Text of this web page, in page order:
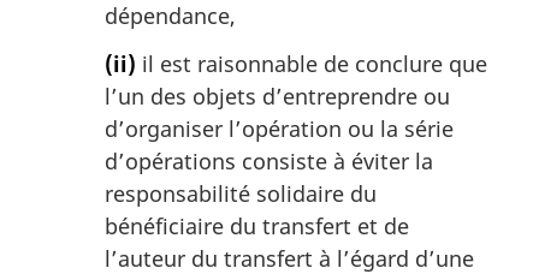
dépendance,
(ii) il est raisonnable de conclure que
l’un des objets d’entreprendre ou
d’organiser l’opération ou la série
d’opérations consiste à éviter la
responsabilité solidaire du
bénéficiaire du transfert et de
l’auteur du transfert à l’égard d’une